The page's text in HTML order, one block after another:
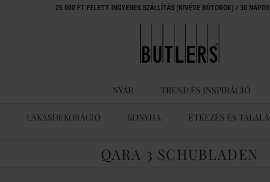
25 000 FT FELETT INGYENES SZÁLLÍTÁS (KIVÉVE BÚTOROK) / 30
NYÁR TREND ÉS INSPIRÁCIÓ
LAKÁSDEKORÁCIÓ KONYHA ÉTKEZÉS ÉS
QARA 3 SCHUBLADEN